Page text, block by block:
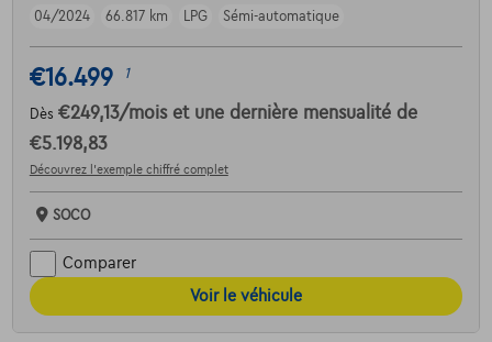
04/2024
66.817 km LPG Sémi-automatique
€16.499 1
Dès €249,13/mois et une dernière mensualité de
€5.198,83
Découvrez l’exemple chiffré complet
SOCO
Comparer
Voir le véhicule